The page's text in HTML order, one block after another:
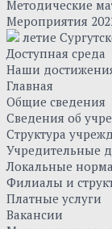
Методические
Мероприятия
летие
Доступная среда
Наши
Главная
Общие сведения
Сведения об
Структура
Учредительные
Локальные
Филиалы и
Платные услуги
Вакансии